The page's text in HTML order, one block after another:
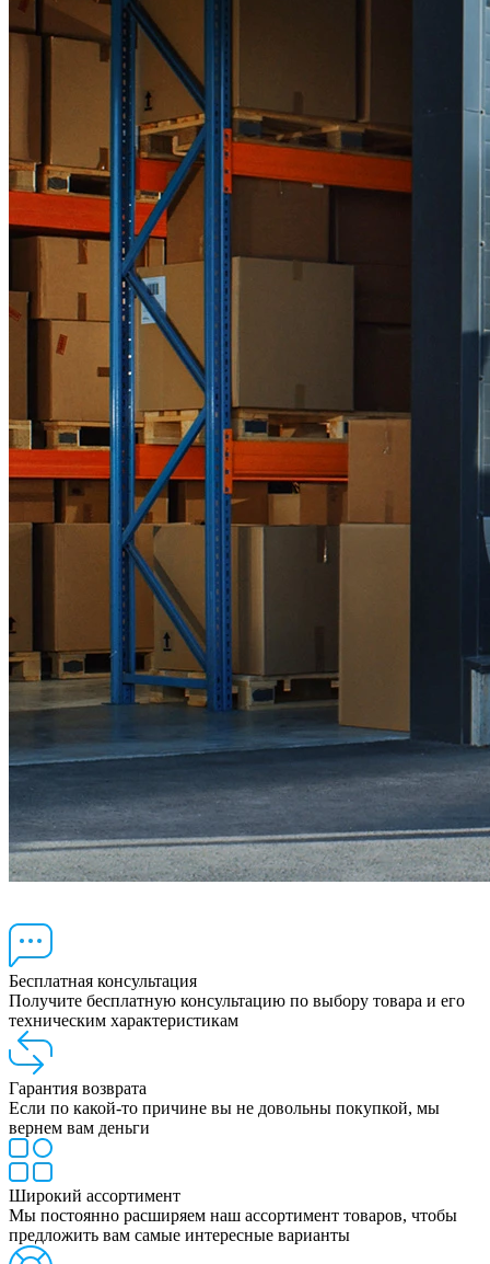
Бесплатная консультация
Получите бесплатную консультацию по выбору товара и его
техническим характеристикам
Гарантия возврата
Если по какой-то причине вы не довольны покупкой, мы
вернем вам деньги
Широкий ассортимент
Мы постоянно расширяем наш ассортимент товаров, чтобы
предложить вам самые интересные варианты